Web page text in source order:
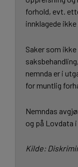
forhold, evt.
innklagede
Saker som
nemnda er i
for muntlig
Nemndas
og på Lovdata
Kilde: